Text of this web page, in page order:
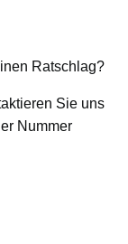
Ratschlag?
Sie uns
Nummer